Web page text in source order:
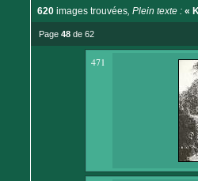
620 images trouvées, Plein texte : «
Page 48 de 62
471